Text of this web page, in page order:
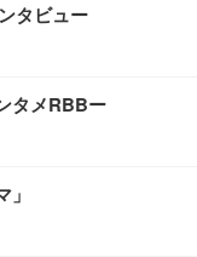
タビュー
タメRBBー